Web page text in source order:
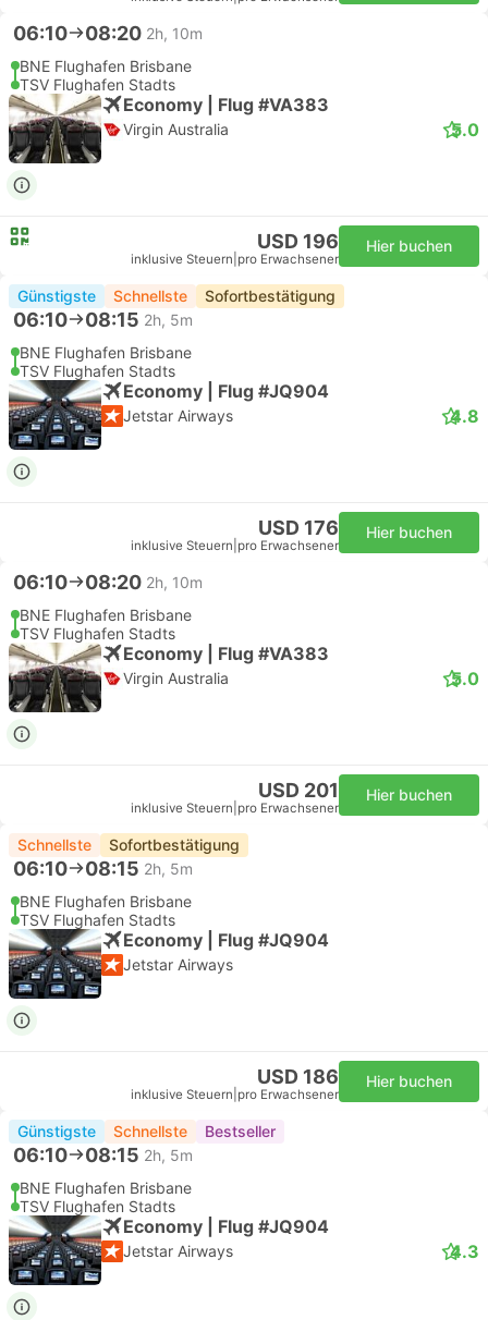
06:10 08:20 2h, 10m
BNE Flughafen Brisbane
TSV Flughafen Stadts
Economy | Flug #VA383
Virgin Australia 5.0
USD 196
inklusive Steuern pro Erwachsener
Hier buchen
Günstigste Schnellste Sofortbestätigung
06:10 08:15 2h, 5m
BNE Flughafen Brisbane
TSV Flughafen Stadts
Economy | Flug #JQ904
Jetstar Airways 4.8
USD 176
inklusive Steuern pro Erwachsener
Hier buchen
06:10 08:20 2h, 10m
BNE Flughafen Brisbane
TSV Flughafen Stadts
Economy | Flug #VA383
Virgin Australia 5.0
USD 201
inklusive Steuern pro Erwachsener
Hier buchen
Schnellste Sofortbestätigung
06:10 08:15 2h, 5m
BNE Flughafen Brisbane
TSV Flughafen Stadts
Economy | Flug #JQ904
Jetstar Airways
USD 186
inklusive Steuern pro Erwachsener
Hier buchen
Günstigste Schnellste Bestseller
06:10 08:15 2h, 5m
BNE Flughafen Brisbane
TSV Flughafen Stadts
Economy | Flug #JQ904
Jetstar Airways 4.3